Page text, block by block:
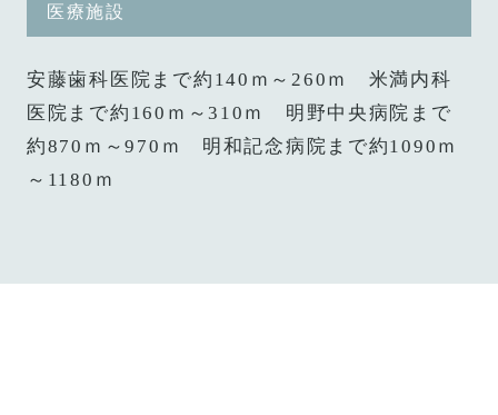
医療施設
安藤歯科医院まで約140ｍ～260ｍ 米満内科
医院まで約160ｍ～310ｍ 明野中央病院まで
約870ｍ～970ｍ 明和記念病院まで約1090ｍ
～1180ｍ